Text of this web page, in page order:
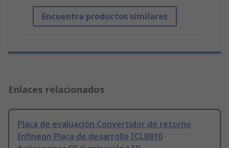
Encuentra productos similares
Enlaces relacionados
Placa de evaluación Convertidor de retorno
Infineon Placa de desarrollo ICL8810